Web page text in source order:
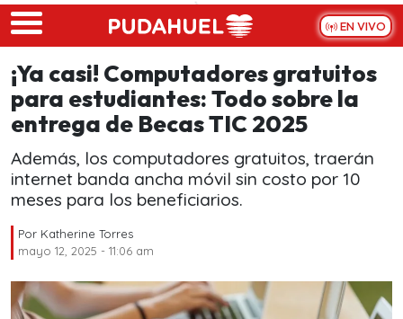
Skip to main content
EN VIVO
¡Ya casi! Computadores gratuitos
para estudiantes: Todo sobre la
entrega de Becas TIC 2025
Además, los computadores gratuitos, traerán
internet banda ancha móvil sin costo por 10
meses para los beneficiarios.
Por Katherine Torres
mayo 12, 2025 - 11:06 am